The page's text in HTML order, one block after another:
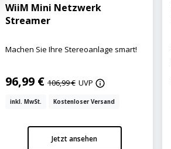
WiiM Mini Netzwerk
Streamer
Machen Sie Ihre Stereoanlage smart!
96,99 € 106,99 € UVP
inkl. MwSt. Kostenloser Versand
Jetzt ansehen